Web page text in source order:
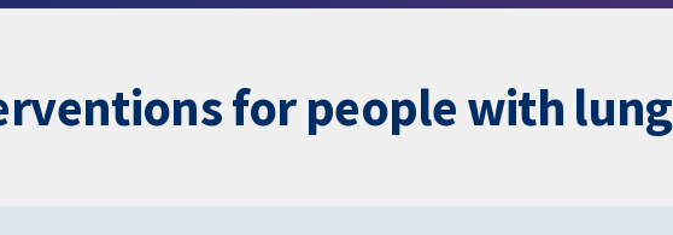
for people with